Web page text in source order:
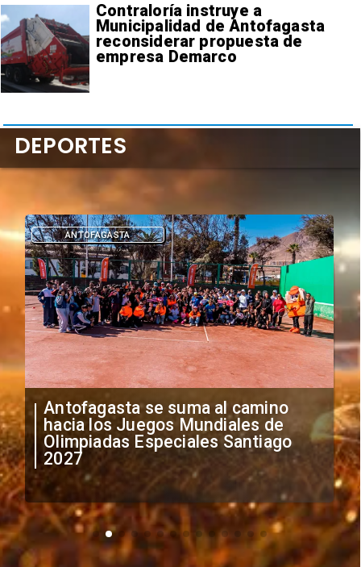
Contraloría instruye a
Municipalidad de Antofagasta
reconsiderar propuesta de
empresa Demarco
Antofagasta se suma al camino
hacia los Juegos Mundiales de
Olimpiadas Especiales Santiago
2027
ANTOFAGASTA
DEPORTES